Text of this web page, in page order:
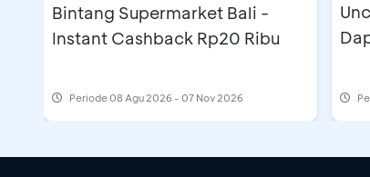
Bintang Supermarket Bali -
Instant Cashback Rp20 Ribu
Periode08 Agu 2026 - 07 Nov 2026